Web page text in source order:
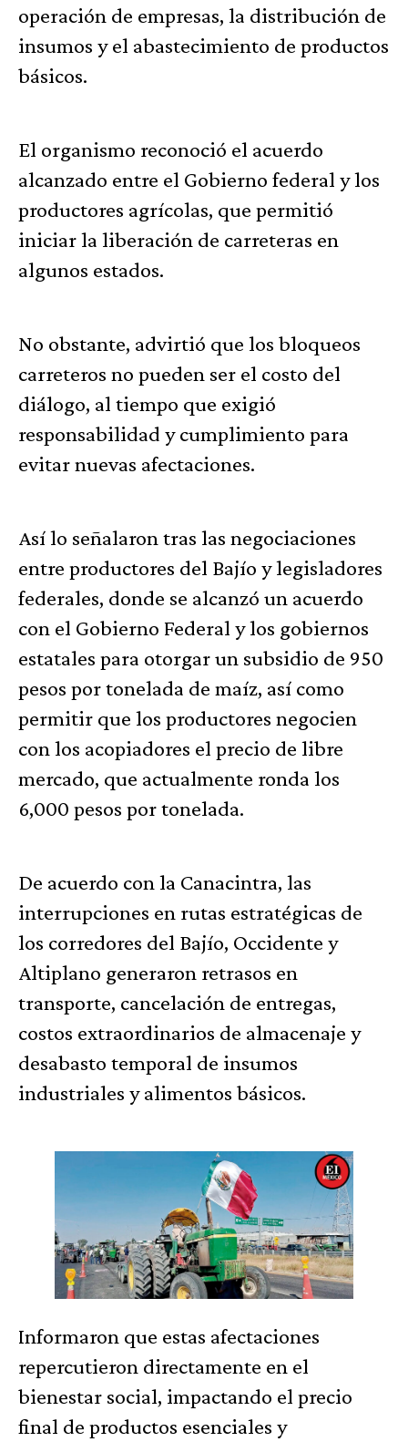
operación de empresas, la distribución de
insumos y el abastecimiento de productos
básicos.
El organismo reconoció el acuerdo
alcanzado entre el Gobierno federal y los
productores agrícolas, que permitió
iniciar la liberación de carreteras en
algunos estados.
No obstante, advirtió que los bloqueos
carreteros no pueden ser el costo del
diálogo, al tiempo que exigió
responsabilidad y cumplimiento para
evitar nuevas afectaciones.
Así lo señalaron tras las negociaciones
entre productores del Bajío y legisladores
federales, donde se alcanzó un acuerdo
con el Gobierno Federal y los gobiernos
estatales para otorgar un subsidio de 950
pesos por tonelada de maíz, así como
permitir que los productores negocien
con los acopiadores el precio de libre
mercado, que actualmente ronda los
6,000 pesos por tonelada.
De acuerdo con la Canacintra, las
interrupciones en rutas estratégicas de
los corredores del Bajío, Occidente y
Altiplano generaron retrasos en
transporte, cancelación de entregas,
costos extraordinarios de almacenaje y
desabasto temporal de insumos
industriales y alimentos básicos.
Informaron que estas afectaciones
repercutieron directamente en el
bienestar social, impactando el precio
final de productos esenciales y